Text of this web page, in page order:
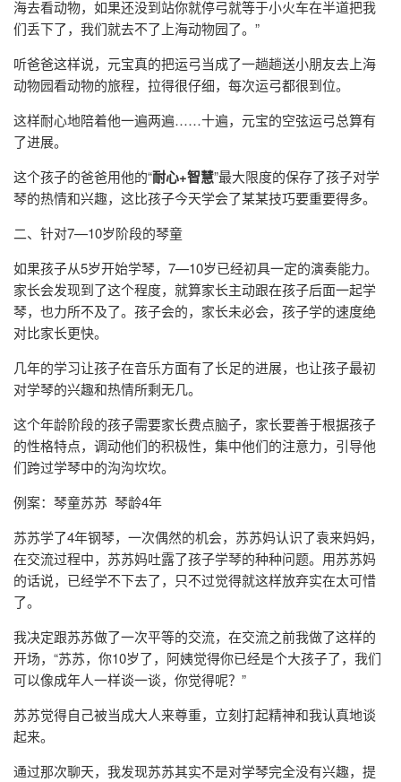
海去看动物，如果还没到站你就停弓就等于小火车在半道把我
们丢下了，我们就去不了上海动物园了。”
听爸爸这样说，元宝真的把运弓当成了一趟趟送小朋友去上海
动物园看动物的旅程，拉得很仔细，每次运弓都很到位。
这样耐心地陪着他一遍两遍……十遍，元宝的空弦运弓总算有
了进展。
这个孩子的爸爸用他的“耐心+智慧”最大限度的保存了孩子对学
琴的热情和兴趣，这比孩子今天学会了某某技巧要重要得多。
二、针对7—10岁阶段的琴童
如果孩子从5岁开始学琴，7—10岁已经初具一定的演奏能力。
家长会发现到了这个程度，就算家长主动跟在孩子后面一起学
琴，也力所不及了。孩子会的，家长未必会，孩子学的速度绝
对比家长更快。
几年的学习让孩子在音乐方面有了长足的进展，也让孩子最初
对学琴的兴趣和热情所剩无几。
这个年龄阶段的孩子需要家长费点脑子，家长要善于根据孩子
的性格特点，调动他们的积极性，集中他们的注意力，引导他
们跨过学琴中的沟沟坎坎。
例案：琴童苏苏 琴龄4年
苏苏学了4年钢琴，一次偶然的机会，苏苏妈认识了袁来妈妈，
在交流过程中，苏苏妈吐露了孩子学琴的种种问题。用苏苏妈
的话说，已经学不下去了，只不过觉得就这样放弃实在太可惜
了。
我决定跟苏苏做了一次平等的交流，在交流之前我做了这样的
开场，“苏苏，你10岁了，阿姨觉得你已经是个大孩子了，我们
可以像成年人一样谈一谈，你觉得呢？”
苏苏觉得自己被当成大人来尊重，立刻打起精神和我认真地谈
起来。
通过那次聊天，我发现苏苏其实不是对学琴完全没有兴趣，提